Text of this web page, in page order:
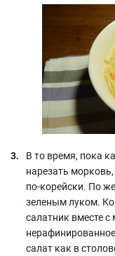
В то время, пока
нарезать
по-корейски. По
зеленым луком.
салатник вместе
салат как в